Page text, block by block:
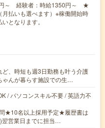
円～ 経験者：時給1350円～ ★
月払いも選べます）※稼働開始時
となります。
ど、時短も週3日勤務も叶う介護
ゃんが暮らす施設での生…
/ パソコンスキル不要 / 英語力不
★10名以上採用予定★履歴書は
営業日までに担当…